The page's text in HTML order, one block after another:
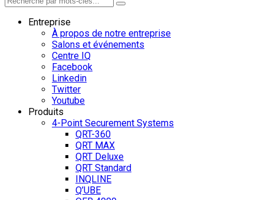
Entreprise
À propos de notre entreprise
Salons et événements
Centre IQ
Facebook
Linkedin
Twitter
Youtube
Produits
4-Point Securement Systems
QRT-360
QRT MAX
QRT Deluxe
QRT Standard
INQLINE
Q’UBE